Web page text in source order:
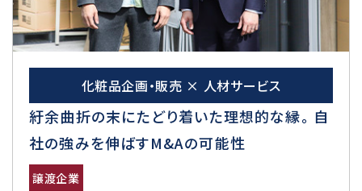
化粧品企画・販売 × 人材サービス
紆余曲折の末にたどり着いた理想的な縁。 自
社の強みを伸ばすM&Aの可能性
譲渡企業